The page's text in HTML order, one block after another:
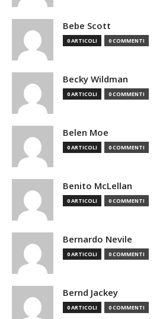
Bebe Scott
0 ARTICOLI 0 COMMENTI
Becky Wildman
0 ARTICOLI 0 COMMENTI
Belen Moe
0 ARTICOLI 0 COMMENTI
Benito McLellan
0 ARTICOLI 0 COMMENTI
Bernardo Nevile
0 ARTICOLI 0 COMMENTI
Bernd Jackey
0 ARTICOLI 0 COMMENTI